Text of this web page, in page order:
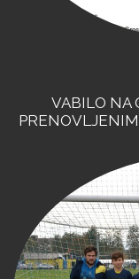
VABILO NA
PRENOVLJENIM